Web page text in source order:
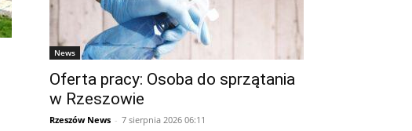
News
Oferta pracy: Osoba do sprzątania
w Rzeszowie
Rzeszów News - 7 sierpnia 2026 06:11